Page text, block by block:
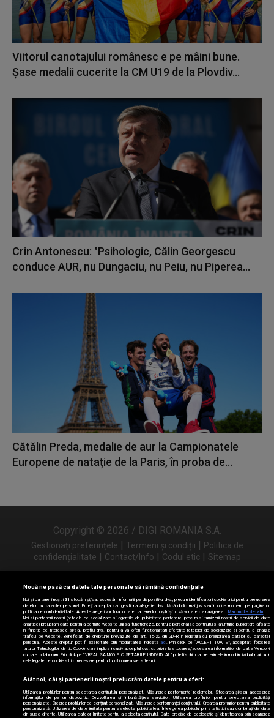
Viitorul canotajului românesc e pe mâini bune.
Șase medalii cucerite la CM U19 de la Plovdiv...
Crin Antonescu: "Psihologic, Călin Georgescu
conduce AUR, nu Dungaciu, nu Peiu, nu Piperea...
Cătălin Preda, medalie de aur la Campionatele
Europene de natație de la Paris, în proba de...
Copyright © 2026 / DIGI ROMANIA S.A.
Gestionați preferințele | Termeni și condiții | Politica de
confidențialitate | Contact/Info | Codul etic | Sitemap
Urmărește-ne și pe
Nouă ne pasă ca datele tale personale să rămână confidențiale
Noi și partenerii noștri31 stocăm și/sau accesăm informații pe dispozitivul dvs., precum identificatorii cookie unici pentru prelucrarea
datelor cu caracter personal. Puteți accepta sau gestiona alegerile dvs. făcând clic mai jos sau în orice moment, pe pagina cu
politica de confidențialitate. Aceste alegeri vor fi raportate partenerilor noștri și nu vă vor afecta navigarea.
Mai multe detalii
Noi si partenerii nostri (retelele de socializare si agentiile de publicitate partenere, precum si furnizorii nostri de servicii de date
analitice) prelucram date pentru a permite website-ului sa functioneze, pentru a personaliza continutul si anunturile publicitare afisate
in functie de interesele si/sau profilul dvs., pentru a va oferi functionalitati aferente retelelor de socializare si pentru a analiza
traficul pe website. Beneficiati de drepturile prevazute de art. 15-22 din GDPR in legatura cu prelucrarea datelor cu caracter
personal. Aceste drepturi pot fi exercitate prin modalitatea indicata aici. Prin click pe “ACCEPT TOATE”, acceptati folosirea
tuturor Tehnologiilor de tip Cookie, care implica inclusiv acceptul dvs. cu privire la stocarea/accesarea informatiilor de catre Vendor-ii
cu care colaboram. Prin click pe “VREAU SA MODIFIC SETARILE INDIVIDUAL” puteti schimba preferintele in mod individual, mai putin
cele legate de cookie strict necesare pentru functionarea website-ului.
Atât noi, cât și partenerii noștri prelucrăm datele pentru a oferi:
Utilizarea profilurilor pentru selectarea conținutului personalizat. Măsurarea performanței reclamelor. Stocarea și/sau accesarea
informațiilor de pe un dispozitiv. Dezvoltarea și îmbunătățirea serviciilor. Utilizarea profilurilor pentru selectarea publicității
personalizate. Crearea profilurilor de conținut personalizat. Măsurarea performanței conținutului. Crearea profilurilor pentru publicitate
personalizată. Utilizarea de date limitate pentru a selecta publicitatea. Înțelegerea publicului prin statistici sau combinații de date
din surse diferite. Utilizarea datelor limitate pentru a selecta conținutul. Date precise de geolocație și identificarea prin scanarea